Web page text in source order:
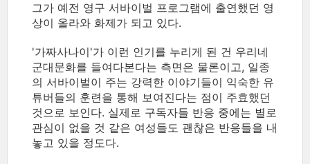
그가 예전 영구 서바이벌 프로그램에 출연했던 영
상이 올라와 화제가 되고 있다.
'가짜사나이'가 이런 인기를 누리게 된 건 우리네
군대문화를 들여다본다는 측면은 물론이고, 일종
의 서바이벌이 주는 강력한 이야기들이 익숙한 유
튜버들의 훈련을 통해 보여진다는 점이 주효했던
것으로 보인다. 실제로 구독자들 반응 중에는 별로
관심이 없을 것 같은 여성들도 괜찮은 반응들을 내
놓고 있을 정도다.